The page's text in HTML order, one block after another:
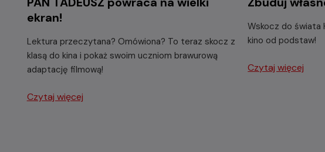
ekran!
Lektura przeczytana? Omówiona? To teraz skocz z
klasą do kina i pokaż swoim uczniom brawurową
adaptację filmową!
Czytaj więcej
Wskocz do świata
kino od podstaw!
Czytaj więcej